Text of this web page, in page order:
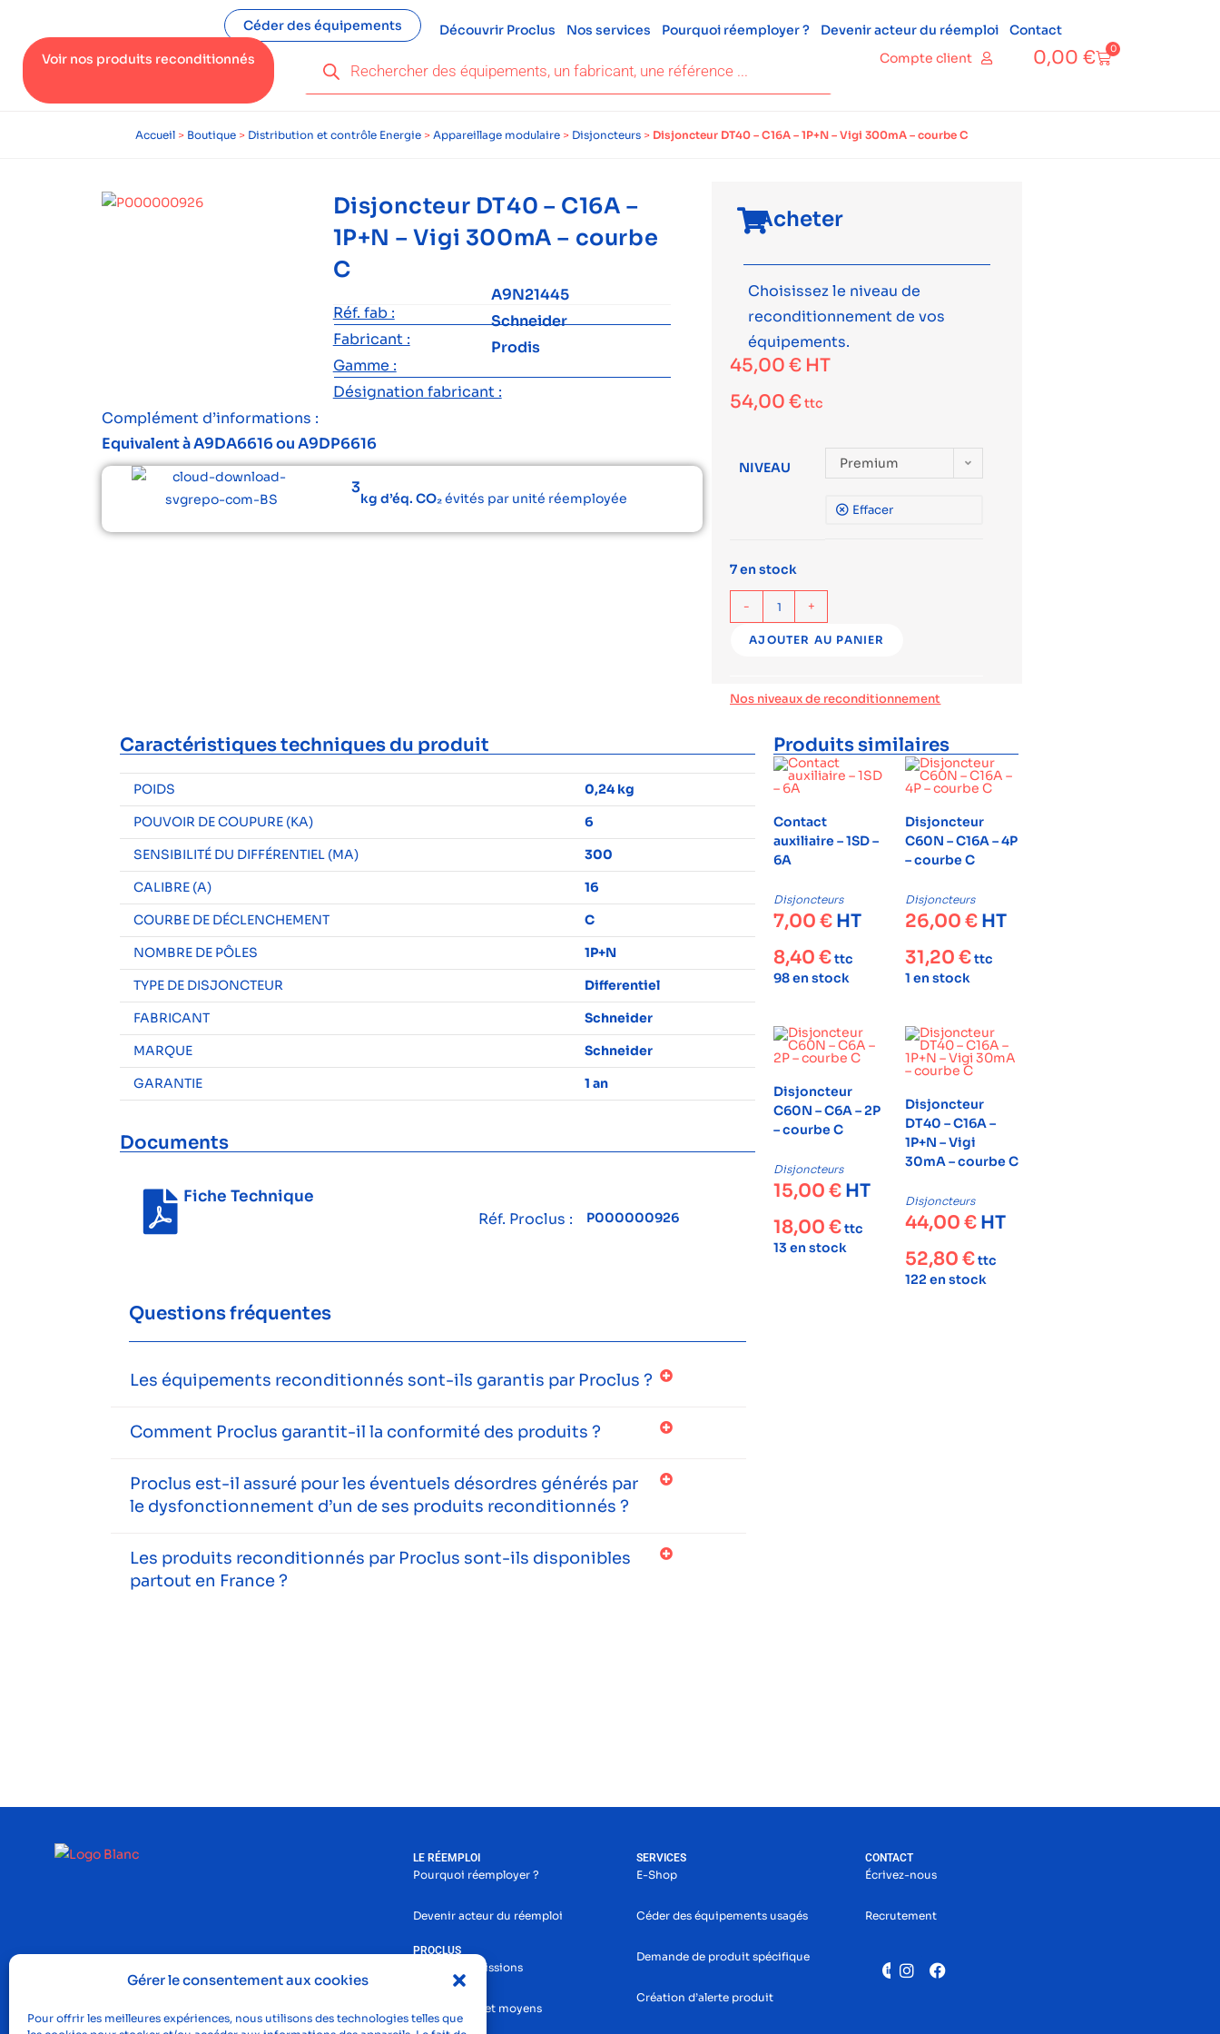
Gérer le consentement aux cookies
Pour offrir les meilleures expériences, nous utilisons des technologies telles que
Céder des équipements Découvrir Proclus Nos services Pourquoi réemployer ? Devenir acteur du réemploi
Contact
Voir nos produits reconditionnés
Compte client 0,00 € 0
Accueil > Boutique > Distribution et contrôle Energie > Appareillage modulaire > Disjoncteurs > Disjoncteur DT40 – C16A – 1P+N – Vigi 300mA – courbe C
Disjoncteur DT40 – C16A –
1P+N – Vigi 300mA – courbe
C
Réf. fab :
A9N21445
Fabricant :
Schneider
Gamme :
Prodis
Désignation fabricant :
Complément d’informations :
Equivalent à A9DA6616 ou A9DP6616
3
kg d’éq. CO₂évités par unité réemployée
Acheter
Choisissez le niveau de
reconditionnement de vos
équipements.
45,00€ HT
54,00€ttc
NIVEAU Premium
Effacer
7 en stock
- +
AJOUTER AU PANIER
Nos niveaux de reconditionnement
Caractéristiques techniques du produit
POIDS
0,24 kg
POUVOIR DE COUPURE (KA)
6
SENSIBILITÉ DU DIFFÉRENTIEL (MA)
300
CALIBRE (A)
16
COURBE DE DÉCLENCHEMENT
C
NOMBRE DE PÔLES
1P+N
TYPE DE DISJONCTEUR
Differentiel
FABRICANT
Schneider
MARQUE
Schneider
GARANTIE
1 an
Documents
Fiche Technique
Réf. Proclus :
P000000926
Questions fréquentes
Les équipements reconditionnés sont-ils garantis par Proclus ?
Comment Proclus garantit-il la conformité des produits ?
Proclus est-il assuré pour les éventuels désordres générés par
le dysfonctionnement d’un de ses produits reconditionnés ?
Les produits reconditionnés par Proclus sont-ils disponibles
partout en France ?
Produits similaires
Contact
auxiliaire – 1SD –
6A
Disjoncteurs
7,00 € HT
8,40 €ttc
98 en stock
Disjoncteur
C60N – C16A – 4P
– courbe C
Disjoncteurs
26,00 € HT
31,20 €ttc
1 en stock
Disjoncteur
C60N – C6A – 2P
– courbe C
Disjoncteurs
15,00 € HT
18,00 €ttc
13 en stock
Disjoncteur
DT40 – C16A –
1P+N – Vigi
30mA – courbe C
Disjoncteurs
44,00 € HT
52,80 €ttc
122 en stock
LE RÉEMPLOI
Pourquoi réemployer ?
Devenir acteur du réemploi
PROCLUS
Histoire et missions
Nos services et moyens
SERVICES
E-Shop
Céder des équipements usagés
Demande de produit spécifique
Création d’alerte produit
CONTACT
Écrivez-nous
Recrutement